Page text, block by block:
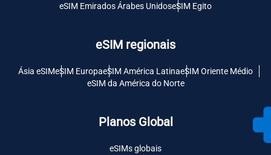
eSIM Emirados Árabes UnidoseSIM Egito
eSIM regionais
Ásia eSIMeSIM EuropaeSIM América LatinaeSIM Oriente Médio
eSIM da América do Norte
Planos Global
eSIMs globais